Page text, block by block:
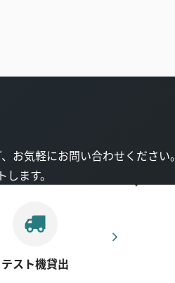
お気軽にお問い合わせください。
ます。
テスト機貸出